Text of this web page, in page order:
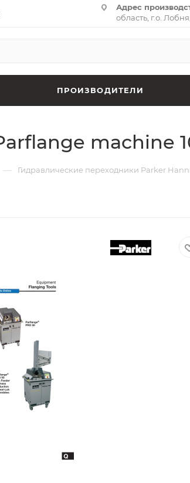
Адрес
область, г.о.
ПРОИЗВОДИТЕЛИ
machine
— Гидравлические переходники Parker